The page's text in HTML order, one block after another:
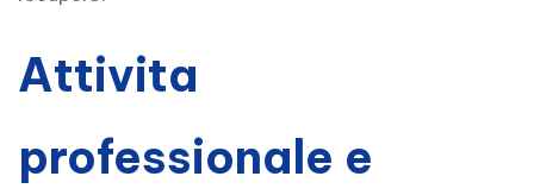
Attivita
professionale e